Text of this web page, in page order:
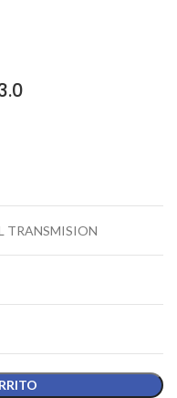
TRANSMISION